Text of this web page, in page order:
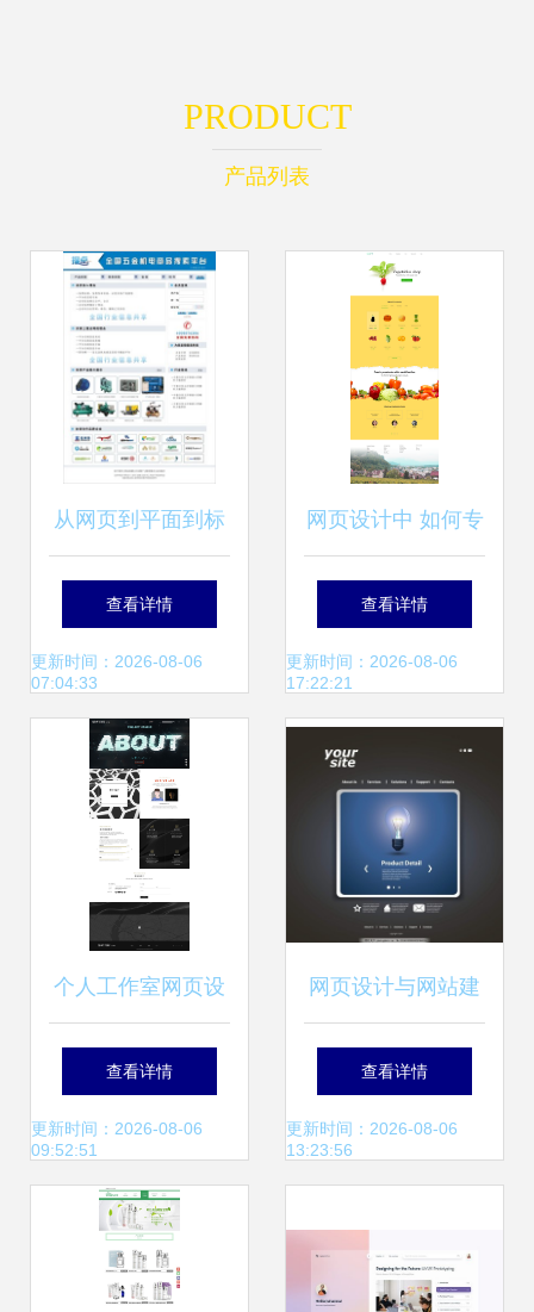
PRODUCT
产品列表
从网页到平面到标
志 绵咩Jacy的视觉
系统重塑网站建设
查看详情
更新时间：2026-08-06
07:04:33
网页设计中 如何专
业设计可爱的蔬菜
水果商店界面
查看详情
更新时间：2026-08-06
17:22:21
个人工作室网页设
计——ysq
查看详情
更新时间：2026-08-06
09:52:51
网页设计与网站建
设 从概念到实践的
全流程指南
查看详情
更新时间：2026-08-06
13:23:56